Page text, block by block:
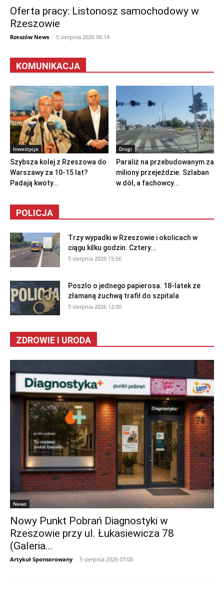
Oferta pracy: Listonosz samochodowy w
Rzeszowie
Rzeszów News - 5 sierpnia 2026 06:14
KOMUNIKACJA
Inwestycje
Szybsza kolej z Rzeszowa do
Warszawy za 10-15 lat?
Padają kwoty...
Drogi
Paraliż na przebudowanym za
miliony przejeździe. Szlaban
w dół, a fachowcy...
POLICJA
Trzy wypadki w Rzeszowie i okolicach w
ciągu kilku godzin. Cztery...
5 sierpnia 2026 15:56
Poszło o jednego papierosa. 18-latek ze
złamaną żuchwą trafił do szpitala
5 sierpnia 2026 12:00
ZDROWIE I URODA
News
Nowy Punkt Pobrań Diagnostyki w
Rzeszowie przy ul. Łukasiewicza 78
(Galeria...
Artykuł Sponsorowany - 5 sierpnia 2026 07:00